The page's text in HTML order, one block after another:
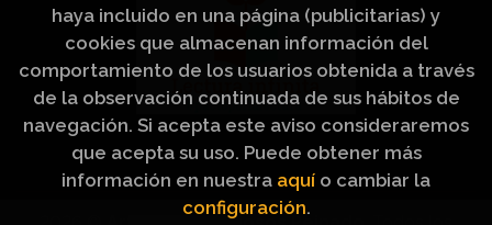
haya incluido en una página (publicitarias) y
cookies que almacenan información del
comportamiento de los usuarios obtenida a través
de la observación continuada de sus hábitos de
navegación. Si acepta este aviso consideraremos
que acepta su uso. Puede obtener más
información en nuestra aquí o cambiar la
configuración.